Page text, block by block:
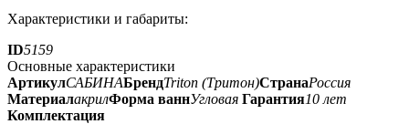
Характеристики и габариты:
ID5159
Основные характеристики
АртикулСАБИНАБрендTriton (Тритон)СтранаРоссия
МатериалакрилФорма ваннУгловая Гарантия10 лет
Комплектация